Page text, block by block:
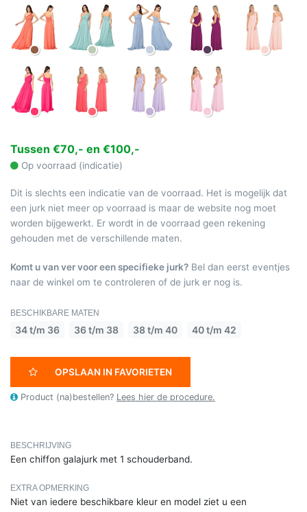
Tussen €70,- en €100,-
Op voorraad (indicatie)
Dit is slechts een indicatie van de voorraad. Het is mogelijk dat
een jurk niet meer op voorraad is maar de website nog moet
worden bijgewerkt. Er wordt in de voorraad geen rekening
gehouden met de verschillende maten.
Komt u van ver voor een specifieke jurk? Bel dan eerst eventjes
naar de winkel om te controleren of de jurk er nog is.
BESCHIKBARE MATEN
34 t/m 36 36 t/m 38 38 t/m 40 40 t/m 42
OPSLAAN IN FAVORIETEN
Product (na)bestellen? Lees hier de procedure.
BESCHRIJVING
Een chiffon galajurk met 1 schouderband.
EXTRA OPMERKING
Niet van iedere beschikbare kleur en model ziet u een